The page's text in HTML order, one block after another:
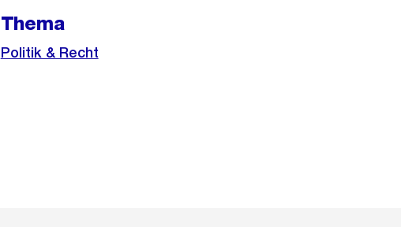
Thema
Politik & Recht